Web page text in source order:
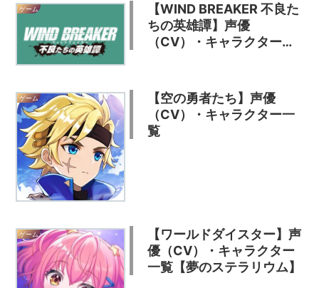
ゲーム
【WIND BREAKER 不良た
ちの英雄譚】声優
（CV）・キャラクター一
ゲーム
【空の勇者たち】声優
（CV）・キャラクター一
覧
ゲーム
【ワールドダイスター】声
優（CV）・キャラクター
一覧【夢のステラリウム】